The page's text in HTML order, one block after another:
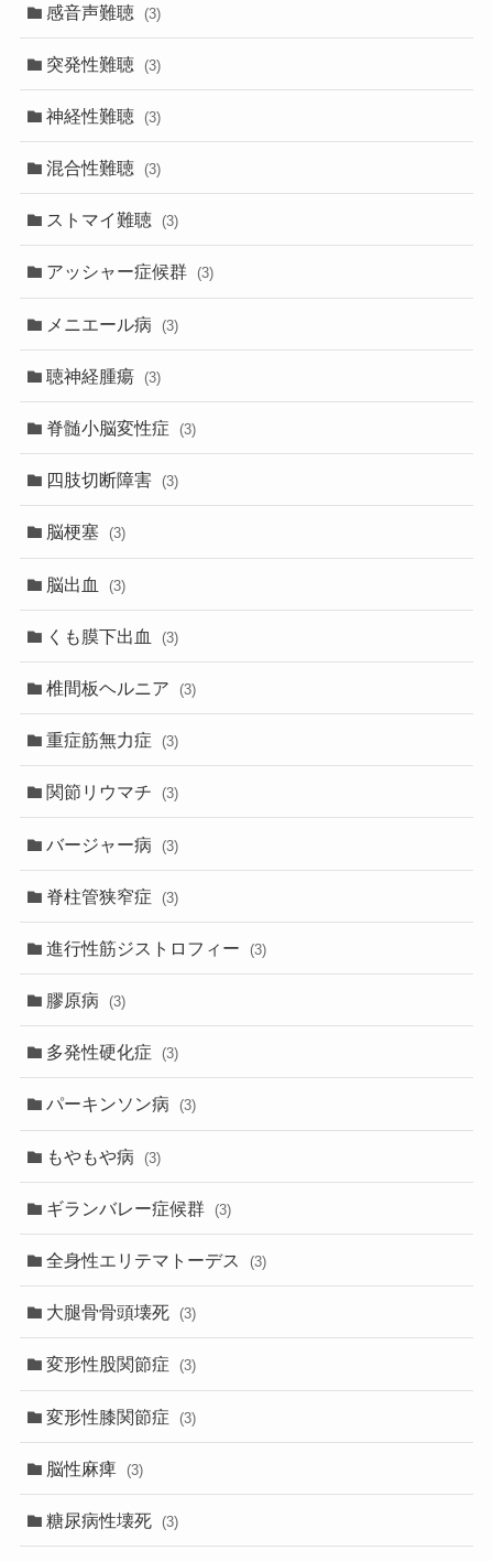
感音声難聴 (3)
突発性難聴 (3)
神経性難聴 (3)
混合性難聴 (3)
ストマイ難聴 (3)
アッシャー症候群 (3)
メニエール病 (3)
聴神経腫瘍 (3)
脊髄小脳変性症 (3)
四肢切断障害 (3)
脳梗塞 (3)
脳出血 (3)
くも膜下出血 (3)
椎間板ヘルニア (3)
重症筋無力症 (3)
関節リウマチ (3)
バージャー病 (3)
脊柱管狭窄症 (3)
進行性筋ジストロフィー (3)
膠原病 (3)
多発性硬化症 (3)
パーキンソン病 (3)
もやもや病 (3)
ギランバレー症候群 (3)
全身性エリテマトーデス (3)
大腿骨骨頭壊死 (3)
変形性股関節症 (3)
変形性膝関節症 (3)
脳性麻痺 (3)
糖尿病性壊死 (3)